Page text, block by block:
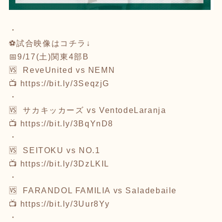
・
⚽試合映像はコチラ↓
📅9/17(土)関東4部B
🆚 ReveUnited vs NEMN
📺 https://bit.ly/3SeqzjG
・
🆚 サカキッカーズ vs VentodeLaranja
📺 https://bit.ly/3BqYnD8
・
🆚 SEITOKU vs NO.1
📺 https://bit.ly/3DzLKIL
・
🆚 FARANDOL FAMILIA vs Saladebaile
📺 https://bit.ly/3Uur8Yy
・